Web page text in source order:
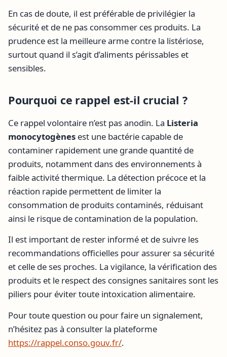
En cas de doute, il est préférable de privilégier la
sécurité et de ne pas consommer ces produits. La
prudence est la meilleure arme contre la listériose,
surtout quand il s’agit d’aliments périssables et
sensibles.
Pourquoi ce rappel est-il crucial ?
Ce rappel volontaire n’est pas anodin. La Listeria
monocytogènes est une bactérie capable de
contaminer rapidement une grande quantité de
produits, notamment dans des environnements à
faible activité thermique. La détection précoce et la
réaction rapide permettent de limiter la
consommation de produits contaminés, réduisant
ainsi le risque de contamination de la population.
Il est important de rester informé et de suivre les
recommandations officielles pour assurer sa sécurité
et celle de ses proches. La vigilance, la vérification des
produits et le respect des consignes sanitaires sont les
piliers pour éviter toute intoxication alimentaire.
Pour toute question ou pour faire un signalement,
n’hésitez pas à consulter la plateforme
https://rappel.conso.gouv.fr/.